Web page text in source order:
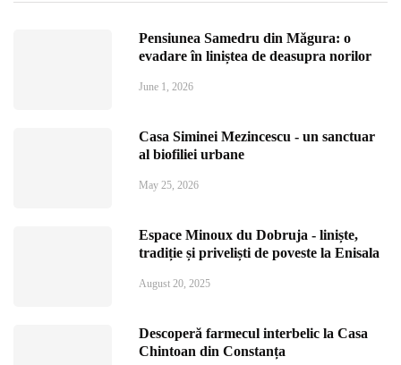
Pensiunea Samedru din Măgura: o
evadare în liniștea de deasupra norilor
June 1, 2026
Casa Siminei Mezincescu - un sanctuar
al biofiliei urbane
May 25, 2026
Espace Minoux du Dobruja - liniște,
tradiție și priveliști de poveste la Enisala
August 20, 2025
Descoperă farmecul interbelic la Casa
Chintoan din Constanța